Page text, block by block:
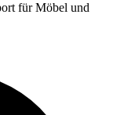
für Möbel und